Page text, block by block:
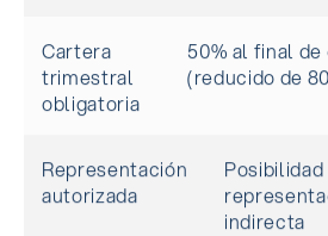
Cartera
trimestral
obligatoria
50% al final
(reducido de
Representación
autorizada
Posibilidad
indirecta